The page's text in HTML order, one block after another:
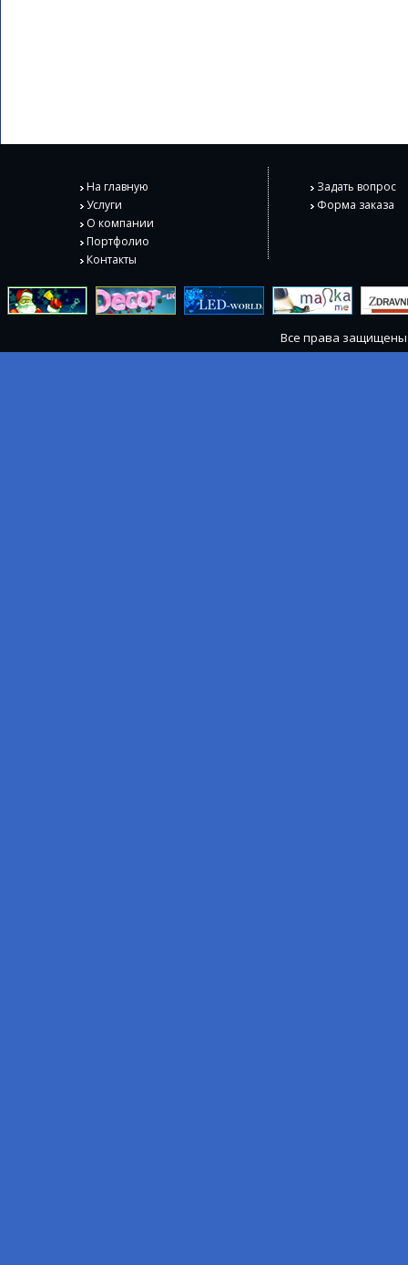
Задать вопрос
Форма заказа
На главную
Услуги
О компании
Портфолио
Контакты
Все права